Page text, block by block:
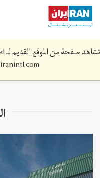
Skip
main
content
تشاهد صفحة من الموقع القديم لـ Iran International لم تعد محدثة. قم بزيارة
iranintl.com